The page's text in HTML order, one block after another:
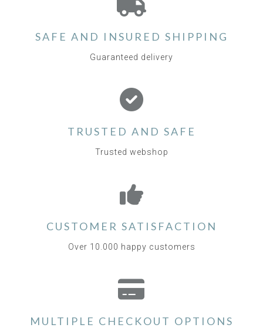
SAFE AND INSURED SHIPPING
Guaranteed delivery
TRUSTED AND SAFE
Trusted webshop
CUSTOMER SATISFACTION
Over 10.000 happy customers
MULTIPLE CHECKOUT OPTIONS